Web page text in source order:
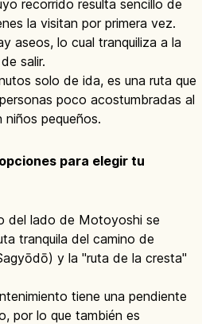
recorrido resulta sencillo de
la visitan por primera vez.
aseos, lo cual tranquiliza a la
salir.
solo de ida, es una ruta que
poco acostumbradas al
pequeños.
para elegir tu
del lado de Motoyoshi se
tranquila del camino de
y la "ruta de la cresta"
tiene una pendiente
por lo que también es